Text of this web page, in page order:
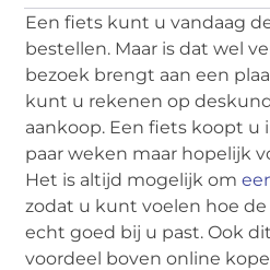
Een fiets kunt u vandaag
bestellen. Maar is dat wel
bezoek brengt aan een
kunt u rekenen op
aankoop. Een fiets koopt u
paar weken maar hopelijk
Het is altijd mogelijk om
zodat u kunt voelen hoe
echt goed bij u past. Ook
voordeel boven online